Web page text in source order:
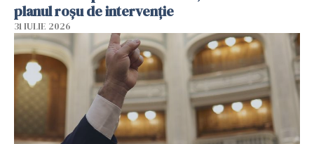
planul roșu de intervenție
31 IULIE 2026